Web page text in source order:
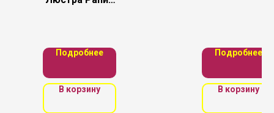
(4000К)
Подробнее
В корзину
Подробнее
В корзину